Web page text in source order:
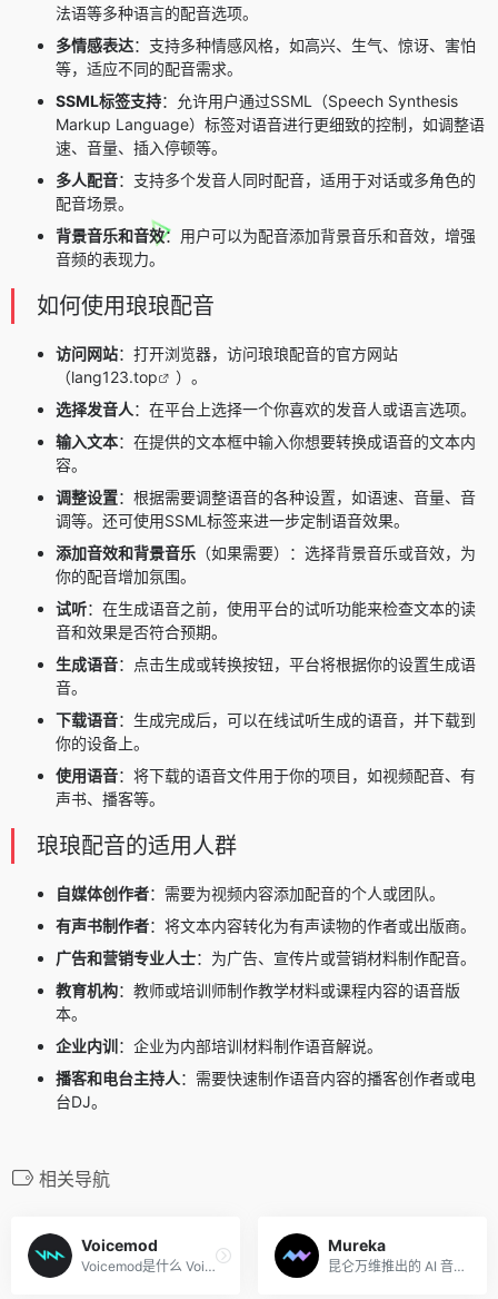
法语等多种语言的配音选项。
多情感表达：支持多种情感风格，如高兴、生气、惊讶、害怕
等，适应不同的配音需求。
SSML标签支持：允许用户通过SSML（Speech Synthesis
Markup Language）标签对语音进行更细致的控制，如调整语
速、音量、插入停顿等。
多人配音：支持多个发音人同时配音，适用于对话或多角色的
配音场景。
背景音乐和音效：用户可以为配音添加背景音乐和音效，增强
音频的表现力。
如何使用琅琅配音
访问网站：打开浏览器，访问琅琅配音的官方网站
（lang123.top
）。
选择发音人：在平台上选择一个你喜欢的发音人或语言选项。
输入文本：在提供的文本框中输入你想要转换成语音的文本内
容。
调整设置：根据需要调整语音的各种设置，如语速、音量、音
调等。还可使用SSML标签来进一步定制语音效果。
添加音效和背景音乐 （如果需要）：选择背景音乐或音效，为
你的配音增加氛围。
试听：在生成语音之前，使用平台的试听功能来检查文本的读
音和效果是否符合预期。
生成语音：点击生成或转换按钮，平台将根据你的设置生成语
音。
下载语音：生成完成后，可以在线试听生成的语音，并下载到
你的设备上。
使用语音：将下载的语音文件用于你的项目，如视频配音、有
声书、播客等。
琅琅配音的适用人群
自媒体创作者：需要为视频内容添加配音的个人或团队。
有声书制作者：将文本内容转化为有声读物的作者或出版商。
广告和营销专业人士：为广告、宣传片或营销材料制作配音。
教育机构：教师或培训师制作教学材料或课程内容的语音版
本。
企业内训 ：企业为内部培训材料制作语音解说。
播客和电台主持人：需要快速制作语音内容的播客创作者或电
台DJ。
相关导航
Voicemod
Voicemod是什么 Voicemod 是...
Mureka
昆仑万维推出的 AI 音乐商用...